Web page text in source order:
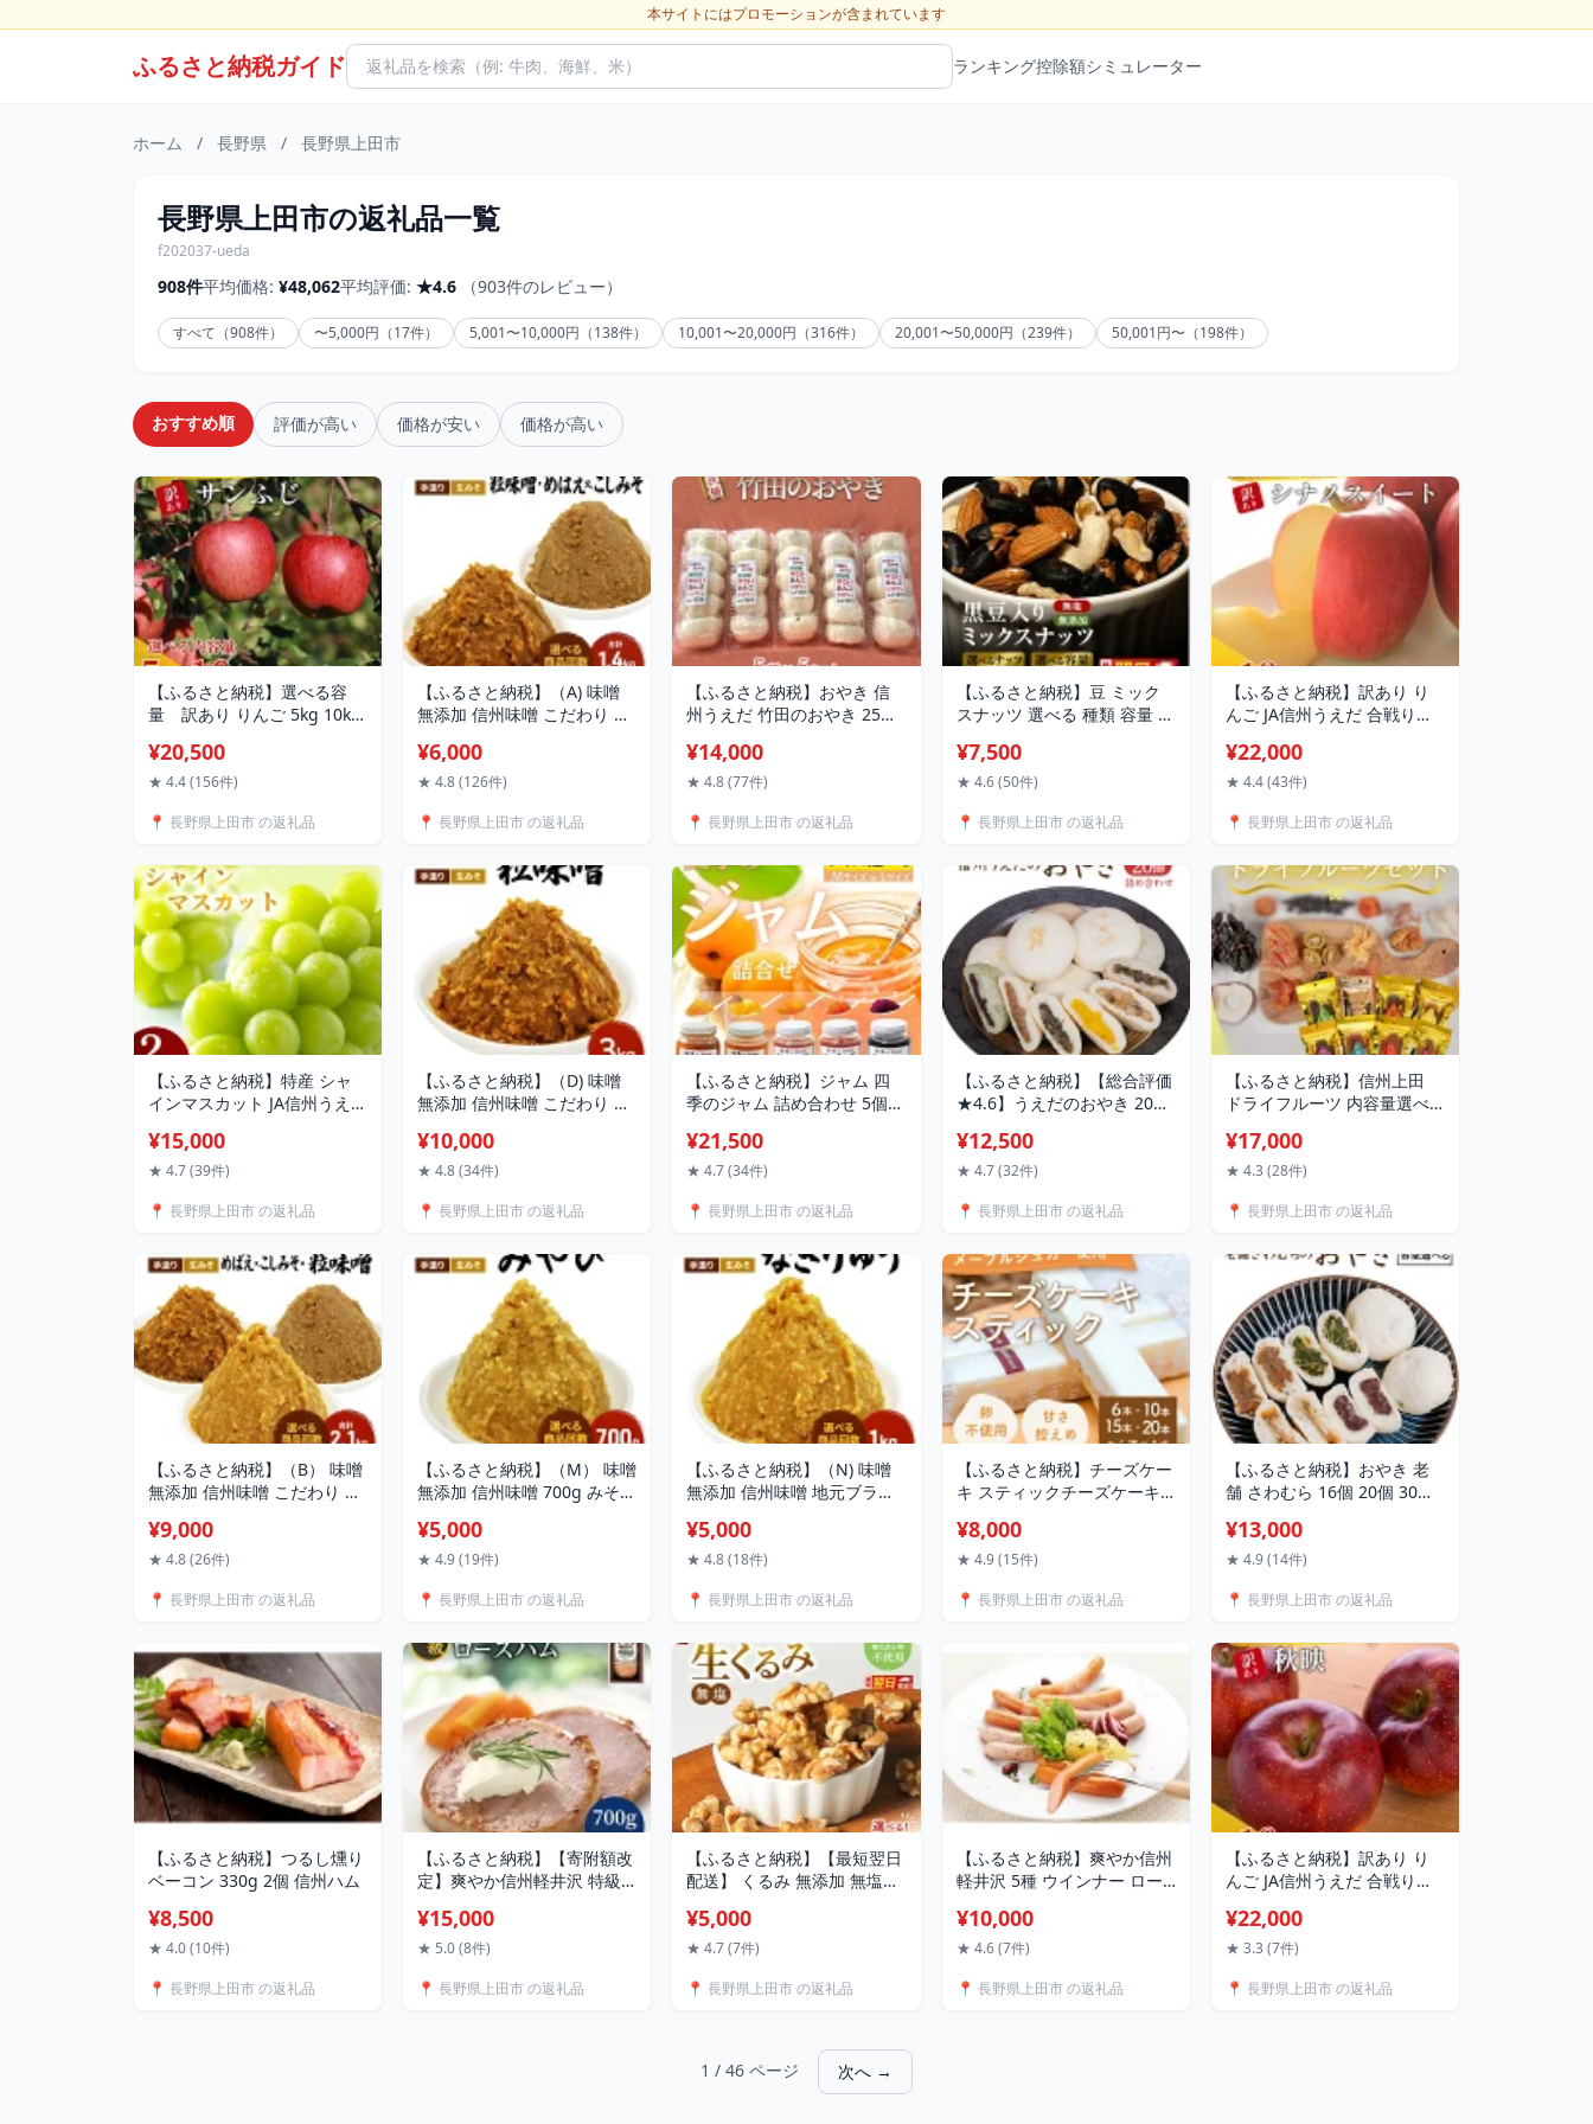
本サイトにはプロモーションが含まれています
ふるさと納税ガイド ランキング控除額シミュレーター
ホーム / 長野県 / 長野県上田市
長野県上田市の返礼品一覧
f202037-ueda
908件平均価格: ¥48,062平均評価: ★4.6 （903件のレビュー）
すべて（908件） 〜5,000円（17件） 5,001〜10,000円（138件） 10,001〜20,000円（316件） 20,001〜50,000円（239件） 50,001円〜（198件）
おすすめ順 評価が高い 価格が安い 価格が高い
【ふるさと納税】選べる容
量 訳あり りんご 5kg 10kg
ンふじ リンゴ 林檎 ふじ 果物
くだもの フルーツ 信州 長野
2026年11月下旬から12月下
11月下旬から12月下旬お届
け
¥20,500
★ 4.4 (156件)
📍 長野県上田市 の返礼品
【ふるさと納税】（A) 味噌
無添加 信州味噌 こだわり セ
わせ ミソ 調味料 信州 信州み
そ 定期便 3ヶ月 6ヶ月 12ヶ
野 上田市 上田 株式会社大桂
¥6,000
★ 4.8 (126件)
📍 長野県上田市 の返礼品
【ふるさと納税】おやき 信
州うえだ 竹田のおやき 25個
ちゃ しいたけ セット 詰め合
わせ 食事 おやつ 惣菜 軽食
¥14,000
★ 4.8 (77件)
📍 長野県上田市 の返礼品
【ふるさと納税】豆 ミック
スナッツ 選べる 種類 容量 回
おつまみ 妊活 お届け：最
短翌日配送
¥7,500
★ 4.6 (50件)
📍 長野県上田市 の返礼品
【ふるさと納税】訳あり り
んご JA信州うえだ 合戦りん
ンゴ 林檎 果物 くだもの フル
ーツ 信州 長野 離乳食 訳アリ
年10月中旬から10月下旬ま
¥22,000
★ 4.4 (43件)
📍 長野県上田市 の返礼品
【ふるさと納税】特産 シャ
インマスカット JA信州うえだ
葡萄 ぶどう ブドウ 果物 くだ
もの フルーツ 信州 長野 お
月中旬まで
¥15,000
★ 4.7 (39件)
📍 長野県上田市 の返礼品
【ふるさと納税】（D) 味噌
無添加 信州味噌 こだわり 昔
調味料 米みそ ミソ 長野県 長
野 上田市 上田 信州 信州みそ
和 田舎味噌 国産原料 直送 株
¥10,000
★ 4.8 (34件)
📍 長野県上田市 の返礼品
【ふるさと納税】ジャム 四
季のジャム 詰め合わせ 5個入
ャム セット
¥21,500
★ 4.7 (34件)
📍 長野県上田市 の返礼品
【ふるさと納税】【総合評価
★4.6】うえだのおやき 20個
豊富・色々な具材 昔ながら
の懐かしい味 冷凍 手軽 モチ
¥12,500
★ 4.7 (32件)
📍 長野県上田市 の返礼品
【ふるさと納税】信州上田
ドライフルーツ 内容量選べ
ルーツ 果物 お菓子 おやつ 無
添加 食品添加物不使用 加工
べ比べ 上田産フルーツ 自社
食 ダイエット中 地元産果物
素材の味
¥17,000
★ 4.3 (28件)
📍 長野県上田市 の返礼品
【ふるさと納税】（B） 味噌
無添加 信州味噌 こだわり セ
わせ ミソ 信州 手作り 調味料
天然醸造 信州みそ 米味噌 米
ヶ月 長野県 長野 上田市 上田
¥9,000
★ 4.8 (26件)
📍 長野県上田市 の返礼品
【ふるさと納税】（M） 味噌
無添加 信州味噌 700g みそ
12ヶ月 本当に良い物を少し
田舎みその最高峰 押し寄せ
ださい 大吟醸みそ 米みそ 信
長野 上田 株式会社大桂商店
¥5,000
★ 4.9 (19件)
📍 長野県上田市 の返礼品
【ふるさと納税】（N) 味噌
無添加 信州味噌 地元ブラン
1kg みそ バランスの良い中
甘口 米みそ 米味噌 ミソ 調味
龍 定期便 3ヶ月 6ヶ月 12ヶ
株式会社大桂商店
¥5,000
★ 4.8 (18件)
📍 長野県上田市 の返礼品
【ふるさと納税】チーズケー
キ スティックチーズケーキ
る 6本 10本 15本 20本 ステ
ィックケーキ メープルシュ
お菓子 菓子 洋菓子 焼菓子 お
¥8,000
★ 4.9 (15件)
📍 長野県上田市 の返礼品
【ふるさと納税】おやき 老
舗 さわむら 16個 20個 30個
け あんこ ナス セット 詰め合
わせ 食事 おやつ 惣菜 軽食
さわむら お届け：12/23以
いたします。
¥13,000
★ 4.9 (14件)
📍 長野県上田市 の返礼品
【ふるさと納税】つるし燻り
ベーコン 330g 2個 信州ハム
¥8,500
★ 4.0 (10件)
📍 長野県上田市 の返礼品
【ふるさと納税】【寄附額改
定】爽やか信州軽井沢 特級
¥15,000
★ 5.0 (8件)
📍 長野県上田市 の返礼品
【ふるさと納税】【最短翌日
配送】 くるみ 無添加 無塩
胡桃 クルミ おつまみ つまみ
お菓子 菓子 おやつ 妊活
¥5,000
★ 4.7 (7件)
📍 長野県上田市 の返礼品
【ふるさと納税】爽やか信州
軽井沢 5種 ウインナー ロー
ージ 三重奏 熟成 あらびきウ
インナー ブラック＆ホワイ
ブ＆レモンウインナー チョ
¥10,000
★ 4.6 (7件)
📍 長野県上田市 の返礼品
【ふるさと納税】訳あり り
んご JA信州うえだ 合戦りん
果物 くだもの フルーツ 信州
長野 離乳食 訳アリ わけあり
～10月上旬頃に順次発送予定
¥22,000
★ 3.3 (7件)
📍 長野県上田市 の返礼品
1 / 46 ページ 次へ →